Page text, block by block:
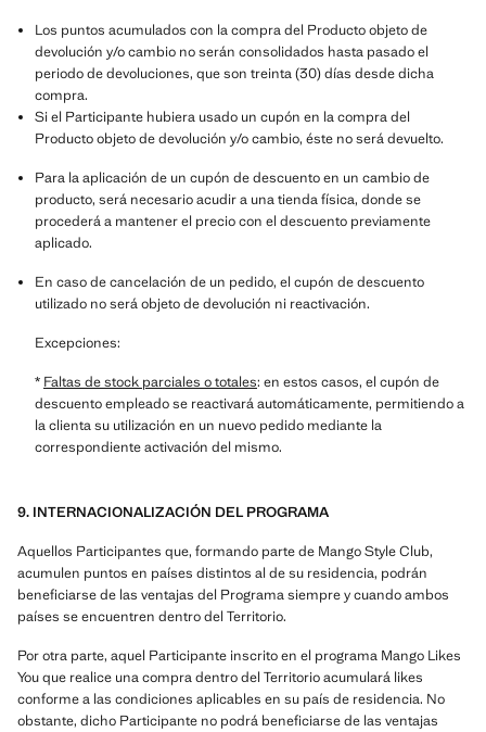
Los puntos acumulados con la compra del Producto objeto de
devolución y/o cambio no serán consolidados hasta pasado el
periodo de devoluciones, que son treinta (30) días desde dicha
compra.
Si el Participante hubiera usado un cupón en la compra del
Producto objeto de devolución y/o cambio, éste no será devuelto.
Para la aplicación de un cupón de descuento en un cambio de
producto, será necesario acudir a una tienda física, donde se
procederá a mantener el precio con el descuento previamente
aplicado.
En caso de cancelación de un pedido, el cupón de descuento
utilizado no será objeto de devolución ni reactivación.
Excepciones:
* Faltas de stock parciales o totales: en estos casos, el cupón de
descuento empleado se reactivará automáticamente, permitiendo a
la clienta su utilización en un nuevo pedido mediante la
correspondiente activación del mismo.
9. INTERNACIONALIZACIÓN DEL PROGRAMA
Aquellos Participantes que, formando parte de Mango Style Club,
acumulen puntos en países distintos al de su residencia, podrán
beneficiarse de las ventajas del Programa siempre y cuando ambos
países se encuentren dentro del Territorio.
Por otra parte, aquel Participante inscrito en el programa Mango Likes
You que realice una compra dentro del Territorio acumulará likes
conforme a las condiciones aplicables en su país de residencia. No
obstante, dicho Participante no podrá beneficiarse de las ventajas